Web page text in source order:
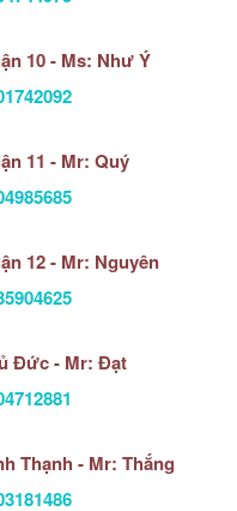
10 - Ms: Như Ý
11 - Mr: Quý
12 - Mr: Nguyên
Đức - Mr: Đạt
Thạnh - Mr: Thắng